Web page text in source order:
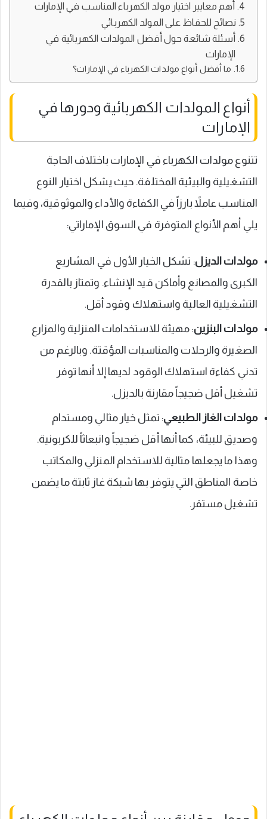
أهم معايير اختيار مولد الكهرباء المناسب في الإمارات
نصائح للحفاظ على المولد الكهربائي
أسئلة شائعة حول أفضل المولدات الكهربائية في
الإمارات
ما أفضل أنواع مولدات الكهرباء في الإمارات؟
أنواع المولدات الكهربائية ودورها في
الإمارات
تتنوع مولدات الكهرباء في الإمارات باختلاف الحاجة
التشغيلية والبيئية المختلفة. حيث يشكل اختيار النوع
المناسب عاملاً بارزاً في الكفاءة والأداء والموثوقية، وفيما
يلي أهم الأنواع المتوفرة في السوق الإماراتي:
مولدات الديزل: تشكل الخيار الأول في المشاريع
الكبرى والمصانع وأماكن قيد الإنشاء. وتمتاز بالقدرة
التشغيلية العالية واستهلاك وقود أقل.
مولدات البنزين: مهيئة للاستخدامات المنزلية والمزارع
الصغيرة والرحلات والمناسبات المؤقتة. وبالرغم من
تدني كفاءة استهلاك الوقود لديها إلا أنها توفر
تشغيل أقل ضجيجاً مقارنة بالديزل.
مولدات الغاز الطبيعي: تمثل خيار مثالي ومستدام
وصديق للبيئة، كما أنها أقل ضجيجاً وانبعاثاً للكربونية.
وهذا ما يجعلها مثالية للاستخدام المنزلي والمكاتب
خاصة المناطق التي يتوفر بها شبكة غاز ثابتة ما يضمن
تشغيل مستقر.